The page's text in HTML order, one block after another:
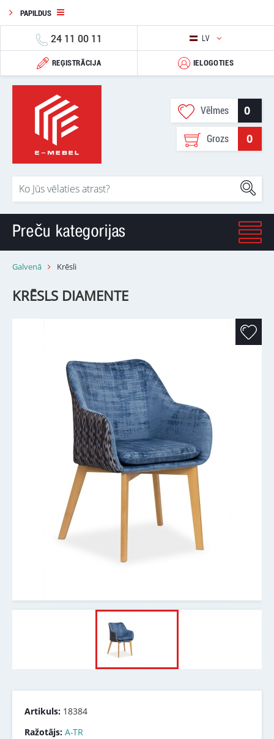
PAPILDUS
24 11 00 11 LV
REĢISTRĀCIJA IELOGOTIES
Vēlmes 0
Grozs 0
Preču kategorijas
Galvenā Krēsli
KRĒSLS DIAMENTE
Artikuls: 18384
Ražotājs: A-TR